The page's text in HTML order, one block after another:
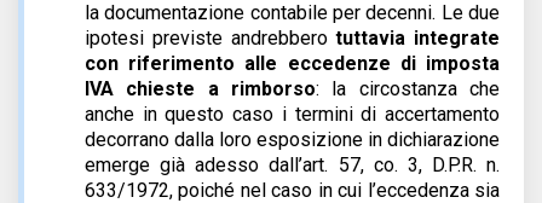
la documentazione contabile per decenni. Le due
ipotesi previste andrebberotuttavia integrate
con riferimento alle eccedenze di imposta
IVA chieste a rimborso: la circostanza che
anche in questo caso i termini di accertamento
decorrano dalla loro esposizione in dichiarazione
emerge già adesso dall’art. 57, co. 3, D.P.R. n.
633/1972, poiché nel caso in cui l’eccedenza sia